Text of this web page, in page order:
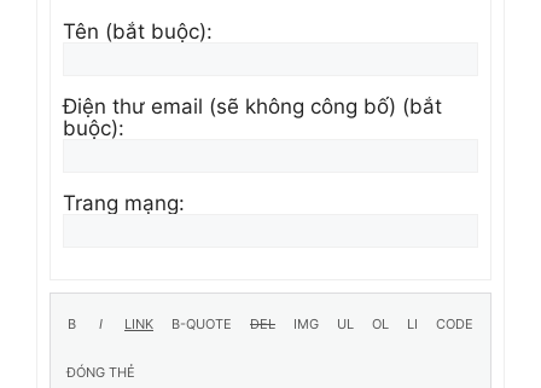
Tên (bắt buộc):
Điện thư email (sẽ không công bố) (bắt
buộc):
Trang mạng: